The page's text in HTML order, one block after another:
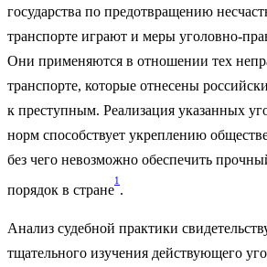
государства по предотвращению
транспорте играют и меры уголовно-
Они применяются в отношении тех
транспорте, которые отнесены
к преступным. Реализация указанных
норм способствует укреплению
без чего невозможно обеспечить
порядок в стране
1
Анализ судебной практики
тщательного изучения действующего